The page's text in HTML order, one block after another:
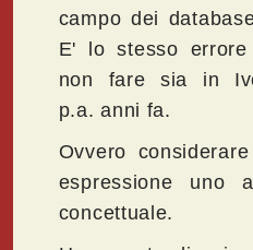
campo dei
E' lo stesso
non fare sia in
p.a. anni fa.
Ovvero
espressione uno
concettuale.